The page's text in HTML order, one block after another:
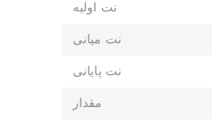
نت اولیه
نت میانی
نت پایانی
مقدار